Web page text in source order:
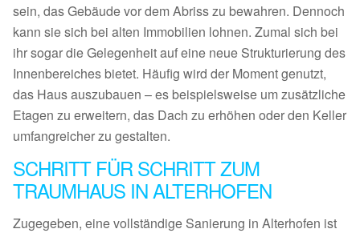
sein, das Gebäude vor dem Abriss zu bewahren. Dennoch
kann sie sich bei alten Immobilien lohnen. Zumal sich bei
ihr sogar die Gelegenheit auf eine neue Strukturierung des
Innenbereiches bietet. Häufig wird der Moment genutzt,
das Haus auszubauen – es beispielsweise um zusätzliche
Etagen zu erweitern, das Dach zu erhöhen oder den Keller
umfangreicher zu gestalten.
SCHRITT FÜR SCHRITT ZUM
TRAUMHAUS IN ALTERHOFEN
Zugegeben, eine vollständige Sanierung in Alterhofen ist